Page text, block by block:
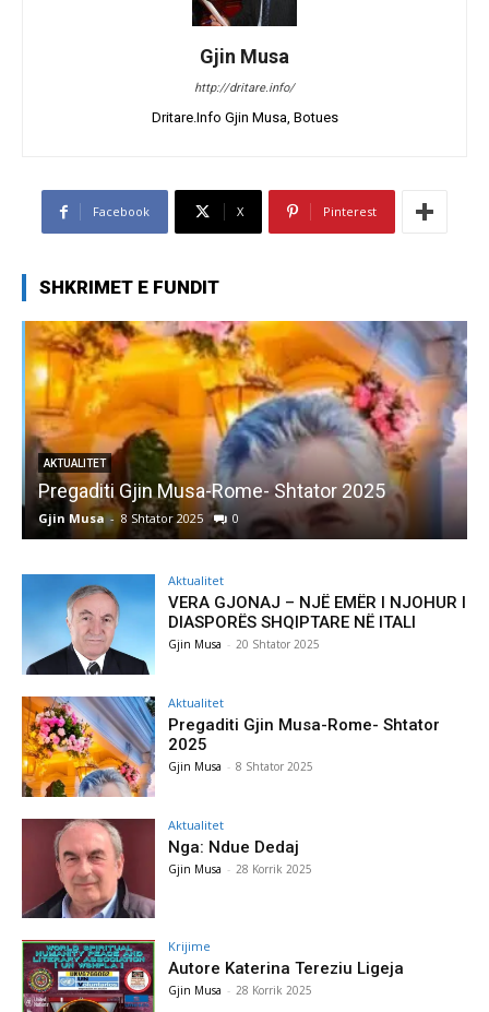
Gjin Musa
http://dritare.info/
Dritare.Info Gjin Musa, Botues
Facebook X Pinterest
SHKRIMET E FUNDIT
AKTUALITET
Pregaditi Gjin Musa-Rome- Shtator 2025
Gjin Musa - 8 Shtator 2025 0
Aktualitet
VERA GJONAJ – NJË EMËR I NJOHUR I
DIASPORËS SHQIPTARE NË ITALI
Gjin Musa - 20 Shtator 2025
Aktualitet
Pregaditi Gjin Musa-Rome- Shtator
2025
Gjin Musa - 8 Shtator 2025
Aktualitet
Nga: Ndue Dedaj
Gjin Musa - 28 Korrik 2025
Krijime
Autore Katerina Tereziu Ligeja
Gjin Musa - 28 Korrik 2025